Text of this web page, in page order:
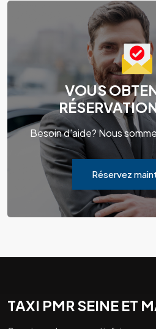
VOUS
Besoin d'aide? Nous
Réservez
TAXI PMR SEINE ET